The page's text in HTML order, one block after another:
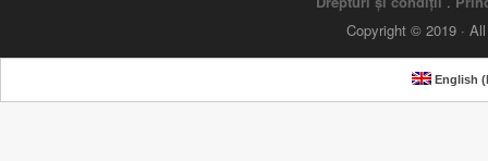
Copyright © 2019 ·
English (